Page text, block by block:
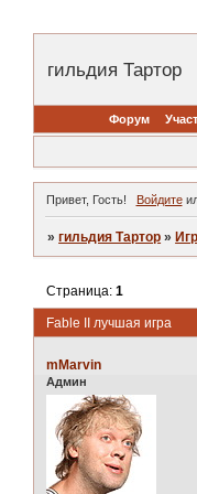
гильдия Тартор
Форум
Привет, Гость! Войдите
»гильдия Тартор »
Fable II лучшая игра
Страница:1
mMarvin
Админ